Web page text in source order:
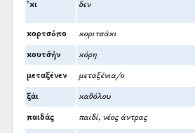
’κι δεν
κορτσόπο κοριτσάκι
κουτσ̌ήν κόρη
μεταξένεν μεταξένια/ο
ξάι καθόλου
παιδάς παιδί, νέος άντρας